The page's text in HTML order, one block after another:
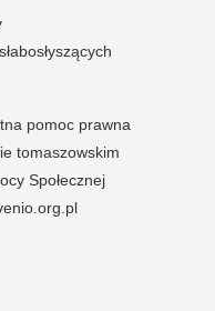
pomoc prawna
tomaszowskim
Społecznej